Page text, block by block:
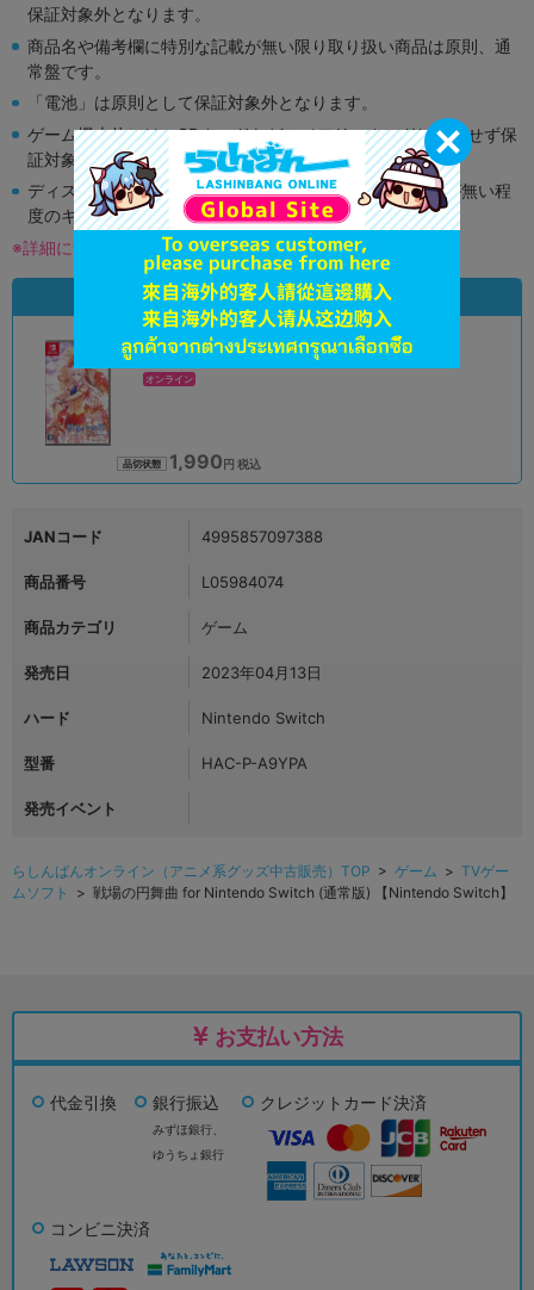
保証対象外となります。
商品名や備考欄に特別な記載が無い限り取り扱い商品は原則、通
常盤です。
「電池」は原則として保証対象外となります。
ゲーム機本体には、SDカードなどのメモリーカードは付属せず保
証対象外となります。
ディスク類の読み取り面のキズに関しまして再生に支障が無い程
度のキズがある場合がございます。
※詳細につきましてはコチラ
状態違いの同一商品
状態 : A
オンライン
品切状態 1,990円 税込
JANコード 4995857097388
商品番号 L05984074
商品カテゴリ ゲーム
発売日 2023年04月13日
ハード Nintendo Switch
型番 HAC-P-A9YPA
発売イベント
らしんばんオンライン（アニメ系グッズ中古販売）TOP > ゲーム > TVゲー
ムソフト
> 戦場の円舞曲 for Nintendo Switch (通常版) 【Nintendo Switch】
お支払い方法
代金引換 銀行振込
みずほ銀行、
ゆうちょ銀行
クレジットカード決済
コンビニ決済